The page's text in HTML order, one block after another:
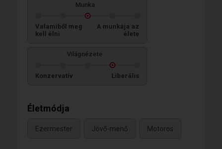
Munka
Valamiből meg
kell élni
A munkája az
élete
Világnézete
Konzervatív Liberális
Életmódja
Ezermester Jövő-menő Motoros